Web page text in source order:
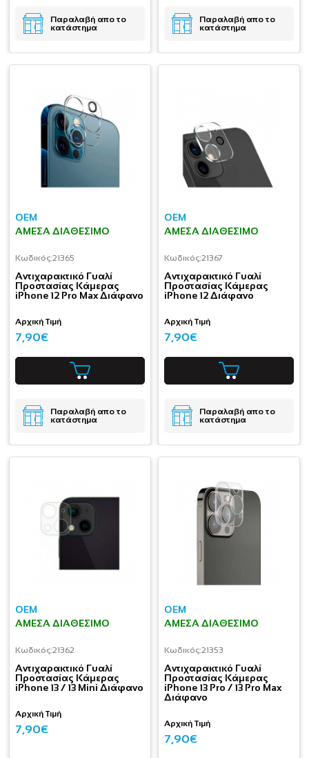
Παραλαβή απο το
κατάστημα
Παραλαβή απο το
κατάστημα
OEM
ΆΜΕΣΑ ΔΙΑΘΈΣΙΜΟ
Κωδικός:21365
Aντιχαρακτικό Γυαλί
Προστασίας Κάμερας
iPhone 12 Pro Max Διάφανο
Αρχική Τιμή
7,90€
Παραλαβή απο το
κατάστημα
OEM
ΆΜΕΣΑ ΔΙΑΘΈΣΙΜΟ
Κωδικός:21367
Aντιχαρακτικό Γυαλί
Προστασίας Κάμερας
iPhone 12 Διάφανο
Αρχική Τιμή
7,90€
Παραλαβή απο το
κατάστημα
OEM
ΆΜΕΣΑ ΔΙΑΘΈΣΙΜΟ
Κωδικός:21362
Aντιχαρακτικό Γυαλί
Προστασίας Κάμερας
iPhone 13 / 13 Mini Διάφανο
Αρχική Τιμή
7,90€
OEM
ΆΜΕΣΑ ΔΙΑΘΈΣΙΜΟ
Κωδικός:21353
Aντιχαρακτικό Γυαλί
Προστασίας Κάμερας
iPhone 13 Pro / 13 Pro Max
Διάφανο
Αρχική Τιμή
7,90€